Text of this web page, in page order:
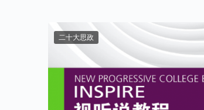
二十大思政